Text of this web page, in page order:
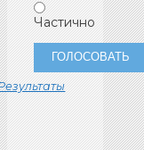
Частично